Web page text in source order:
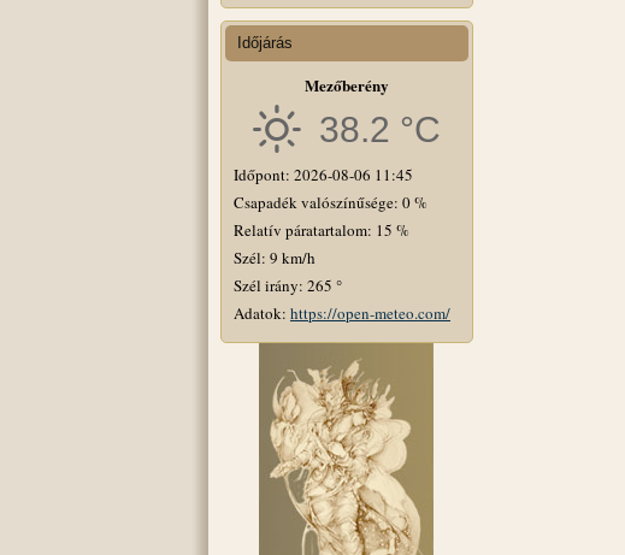
Időjárás
Mezőberény
38.2 °C
Időpont: 2026-08-06 11:45
Csapadék valószínűsége: 0 %
Relatív páratartalom: 15 %
Szél: 9 km/h
Szél irány: 265 °
Adatok: https://open-meteo.com/